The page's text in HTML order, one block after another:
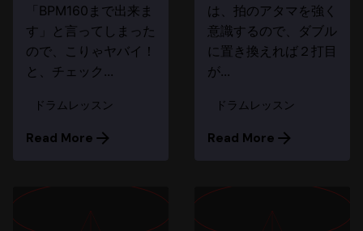
「BPM160まで出来ま
す」と言ってしまった
ので、こりゃヤバイ！
と、チェック...
ドラムレッスン
Read More
は、拍のアタマを強く
意識するので、ダブル
に置き換えれば２打目
が...
ドラムレッスン
Read More